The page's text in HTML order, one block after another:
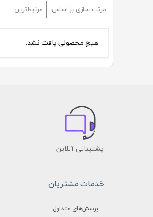
◼️ تجهیزات آشپرخانه
اجاق گاز صفحه ای
فر توکار
مرتب سازی بر اساس مرتبط‌ترین
هیچ محصولی یافت نشد.
پشتیبانی آنلاین
خدمات مشتریان
پرسش‌های متداول